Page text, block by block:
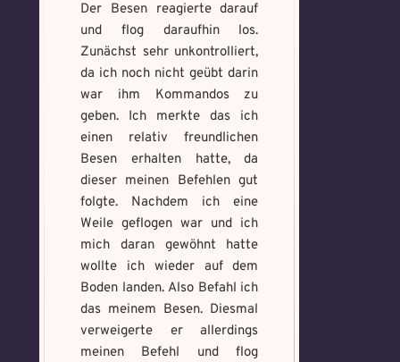
Der Besen reagierte darauf
und flog daraufhin los.
Zunächst sehr unkontrolliert,
da ich noch nicht geübt darin
war ihm Kommandos zu
geben. Ich merkte das ich
einen relativ freundlichen
Besen erhalten hatte, da
dieser meinen Befehlen gut
folgte. Nachdem ich eine
Weile geflogen war und ich
mich daran gewöhnt hatte
wollte ich wieder auf dem
Boden landen. Also Befahl ich
das meinem Besen. Diesmal
verweigerte er allerdings
meinen Befehl und flog
Mandala senden
Max file size: 9.08 MB. | Allowed file
types: gif,jpeg,png,jpg,pdf | Min
number of file: 1
Select Files
Absenden
Memory Screenshot
senden
Max file size: 9.08 MB. | Allowed file
types: gif,jpeg,png,jpg,pdf | Min
Datei wählen
Absenden
Absenden